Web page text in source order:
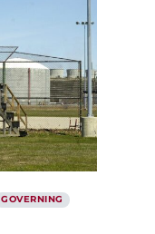
GOVERNING